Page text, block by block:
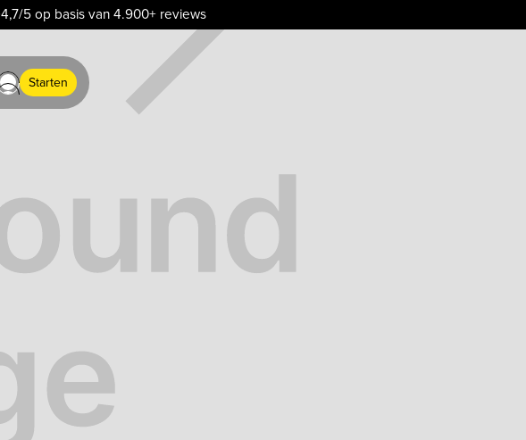
4,7/5 op basis van 4.900+ reviews
Starten